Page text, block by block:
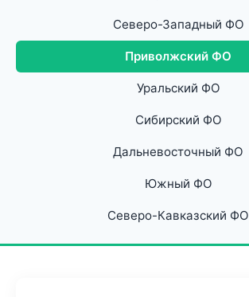
Северо-Западный ФО
Приволжский ФО
Уральский ФО
Сибирский ФО
Дальневосточный ФО
Южный ФО
Северо-Кавказский ФО